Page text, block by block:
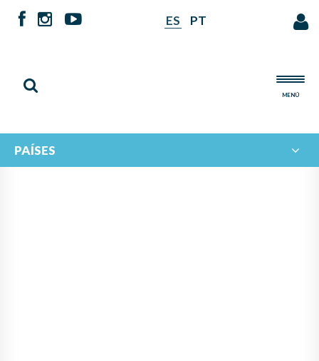
ES PT
MENÚ
PAÍSES